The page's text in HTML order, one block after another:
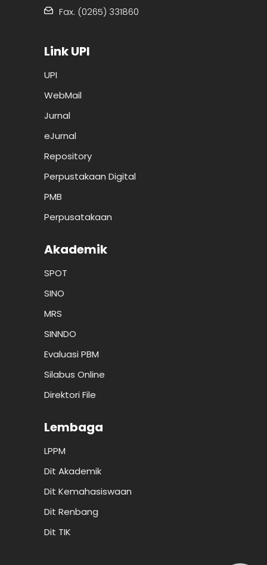
Fax. (0265) 331860
Link UPI
UPI
WebMail
Jurnal
eJurnal
Repository
Perpustakaan Digital
PMB
Perpusatakaan
Akademik
SPOT
SINO
MRS
SINNDO
Evaluasi PBM
Silabus Online
Direktori File
Lembaga
LPPM
Dit Akademik
Dit Kemahasiswaan
Dit Renbang
Dit TIK